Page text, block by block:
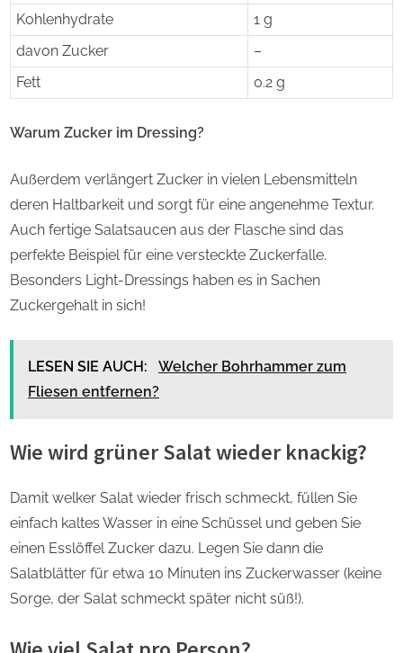
Kohlenhydrate
1 g
davon Zucker
–
Fett
0.2 g
Warum Zucker im Dressing?
Außerdem verlängert Zucker in vielen Lebensmitteln
deren Haltbarkeit und sorgt für eine angenehme Textur.
Auch fertige Salatsaucen aus der Flasche sind das
perfekte Beispiel für eine versteckte Zuckerfalle.
Besonders Light-Dressings haben es in Sachen
Zuckergehalt in sich!
LESEN SIE AUCH:
Welcher Bohrhammer zum
Fliesen entfernen?
Wie wird grüner Salat wieder knackig?
Damit welker Salat wieder frisch schmeckt, füllen Sie
einfach kaltes Wasser in eine Schüssel und geben Sie
einen Esslöffel Zucker dazu. Legen Sie dann die
Salatblätter für etwa 10 Minuten ins Zuckerwasser (keine
Sorge, der Salat schmeckt später nicht süß!).